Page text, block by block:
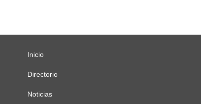
Menú
principal
Inicio
Directorio
Noticias